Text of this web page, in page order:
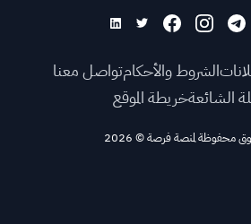
الشروط والأحكامتواصل معنا
الشائعةخريطة الموقع
محفوظة لمنصة فرصة©
2026